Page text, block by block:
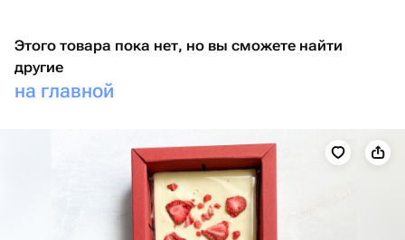
Этого товара пока нет, но вы сможете найти
другие
на главной